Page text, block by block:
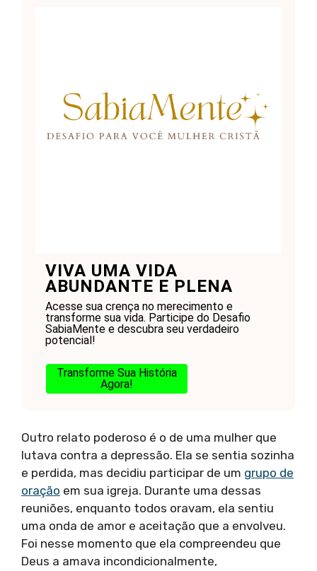
VIVA UMA VIDA
ABUNDANTE E PLENA
Acesse sua crença no merecimento e
transforme sua vida. Participe do Desafio
SabiaMente e descubra seu verdadeiro
potencial!
Transforme Sua História
Agora!
Outro relato poderoso é o de uma mulher que
lutava contra a depressão. Ela se sentia sozinha
e perdida, mas decidiu participar de um grupo de
oração em sua igreja. Durante uma dessas
reuniões, enquanto todos oravam, ela sentiu
uma onda de amor e aceitação que a envolveu.
Foi nesse momento que ela compreendeu que
Deus a amava incondicionalmente,